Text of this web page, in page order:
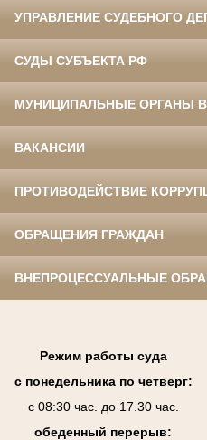
УПРАВЛЕНИЕ СУДЕБНОГО
СУДЫ СУБЪЕКТА РФ
МУНИЦИПАЛЬНЫЕ ОРГАНЫ
ВАКАНСИИ
ПРОТИВОДЕЙСТВИЕ
ОБРАЩЕНИЯ ГРАЖДАН
ВНЕПРОЦЕССУАЛЬНЫЕ
Режим работы суда
с понедельника по четверг:
с 08:30 час. до 17.30 час.
обеденный перерыв: